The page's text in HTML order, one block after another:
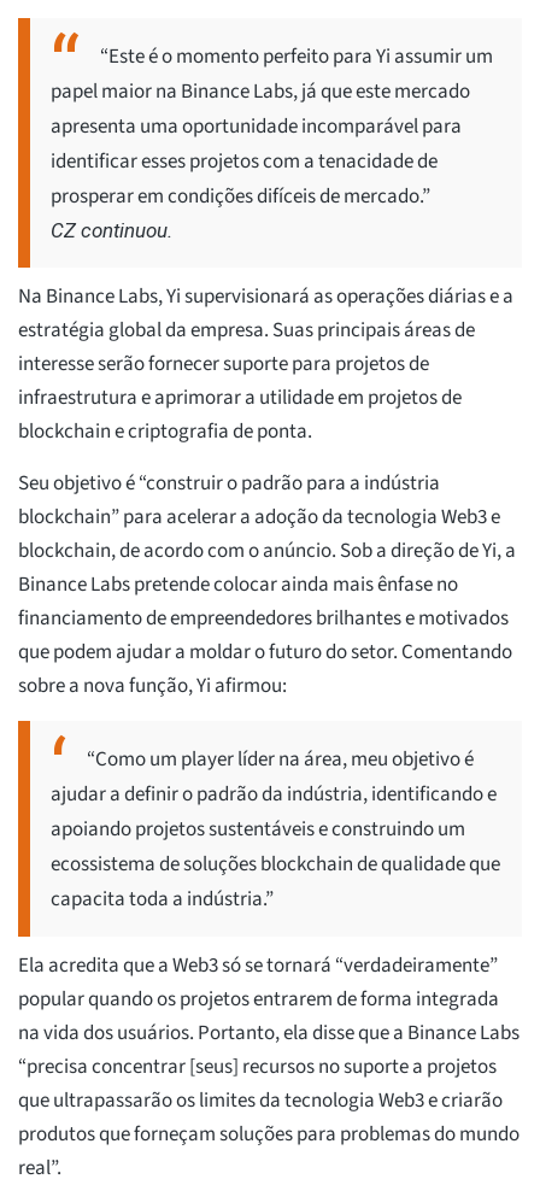
“Este é o momento perfeito para Yi assumir um
papel maior na Binance Labs, já que este mercado
apresenta uma oportunidade incomparável para
identificar esses projetos com a tenacidade de
prosperar em condições difíceis de mercado.”
CZ continuou.
Na Binance Labs, Yi supervisionará as operações diárias e a
estratégia global da empresa. Suas principais áreas de
interesse serão fornecer suporte para projetos de
infraestrutura e aprimorar a utilidade em projetos de
blockchain e criptografia de ponta.
Seu objetivo é “construir o padrão para a indústria
blockchain” para acelerar a adoção da tecnologia Web3 e
blockchain, de acordo com o anúncio. Sob a direção de Yi, a
Binance Labs pretende colocar ainda mais ênfase no
financiamento de empreendedores brilhantes e motivados
que podem ajudar a moldar o futuro do setor. Comentando
sobre a nova função, Yi afirmou:
“Como um player líder na área, meu objetivo é
ajudar a definir o padrão da indústria, identificando e
apoiando projetos sustentáveis e construindo um
ecossistema de soluções blockchain de qualidade que
capacita toda a indústria.”
Ela acredita que a Web3 só se tornará “verdadeiramente”
popular quando os projetos entrarem de forma integrada
na vida dos usuários. Portanto, ela disse que a Binance Labs
“precisa concentrar [seus] recursos no suporte a projetos
que ultrapassarão os limites da tecnologia Web3 e criarão
produtos que forneçam soluções para problemas do mundo
real”.